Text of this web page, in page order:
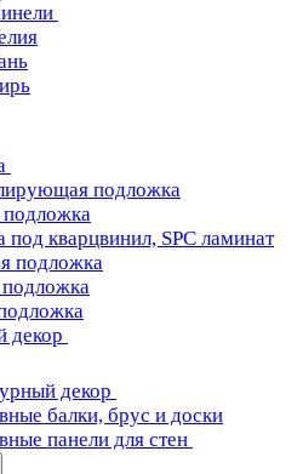
подложка
подложка
кварцвинил, SPC ламинат
подложка
декор
декор
балки, брус и доски
панели для стен